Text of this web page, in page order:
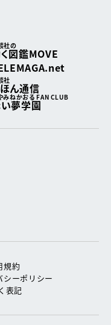
社の
図鑑MOVE
社
ん通信
みねかおる FAN CLUB
夢学園
規約
シーポリシー
表記